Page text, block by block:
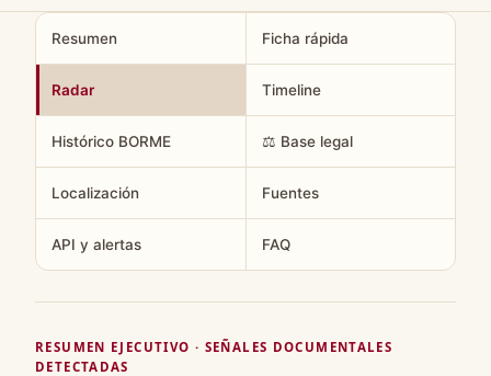
Resumen Ficha rápida
Radar Timeline
Histórico BORME ⚖️ Base legal
Localización Fuentes
API y alertas FAQ
RESUMEN EJECUTIVO · SEÑALES DOCUMENTALES
DETECTADAS